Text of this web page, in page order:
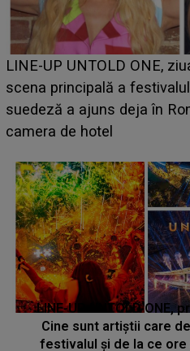
Ce a dezvăluit noua
luat prin surprindere pe
BĂIATUL VIZAT de
faptului împlinit, A
LINE-UP UNTOLD ONE,
Cine sunt artiștii care
festivalul și de la ce ore